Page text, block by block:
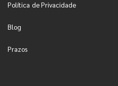
Política de Privacidade
Blog
Prazos